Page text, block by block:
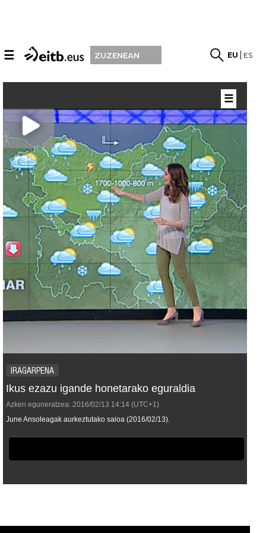
☰ ZUZENEAN EU ES
IRAGARPENA
Ikus ezazu igande honetarako eguraldia
Azken eguneratzea: 2016/02/13 14:14 (UTC+1)
June Ansoleagak aurkeztutako saioa (2016/02/13).
☰